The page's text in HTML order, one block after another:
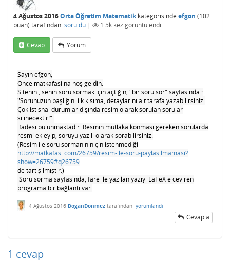
4 Ağustos 2016Orta Öğretim Matematikkategorisinde efgon (102
puan) tarafından soruldu | 1.5k kez görüntülendi
Cevap Yorum
Sayın efgon,
Önce matkafasi na hoş geldin.
Sitenin , senin soru sormak için açtığın, "bir soru sor" sayfasında :
"Sorunuzun başlığını ilk kısıma, detaylarını alt tarafa yazabilirsiniz.
Çok istisnai durumlar dışında resim olarak sorulan sorular
silinecektir!"
ifadesi bulunmaktadır. Resmin mutlaka konması gereken sorularda
resmi ekleyip, soruyu yazılı olarak sorabilirsiniz.
(Resim ile soru sormanın niçin istenmediği
http://matkafasi.com/26759/resim-ile-soru-paylasilmamasi?
show=26759#q26759
de tartışılmıştır.)
Soru sorma sayfasinda, fare ile yazilan yaziyi LaTeX e ceviren
programa bir bağlantı var.
4 Ağustos 2016 DoganDonmez tarafından yorumlandı
Cevapla
1 cevap